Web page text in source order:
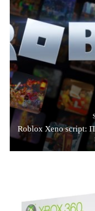
Roblox Xeno script: